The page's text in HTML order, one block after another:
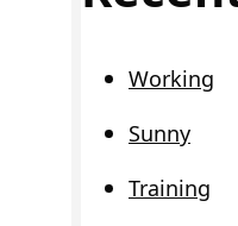
Working
Sunny
Training